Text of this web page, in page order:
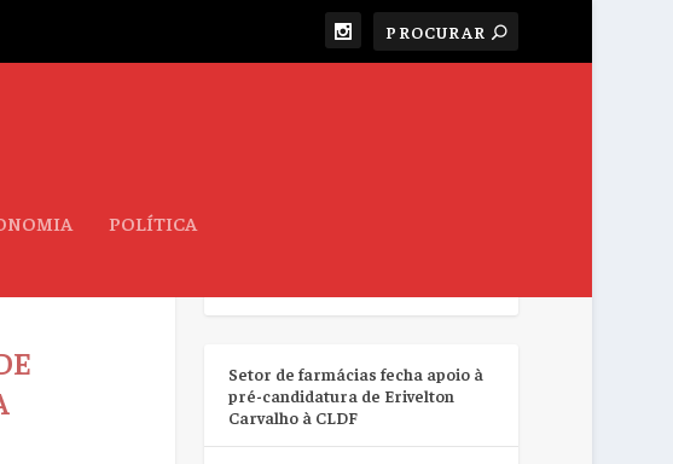
POLÍTICA
Setor de farmácias fecha apoio à
pré-candidatura de Erivelton
Carvalho à CLDF